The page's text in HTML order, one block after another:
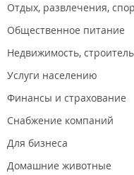
Отдых, развлечения,
Общественное питание
Недвижимость,
Услуги населению
Финансы и страхование
Снабжение компаний
Для бизнеса
Домашние животные